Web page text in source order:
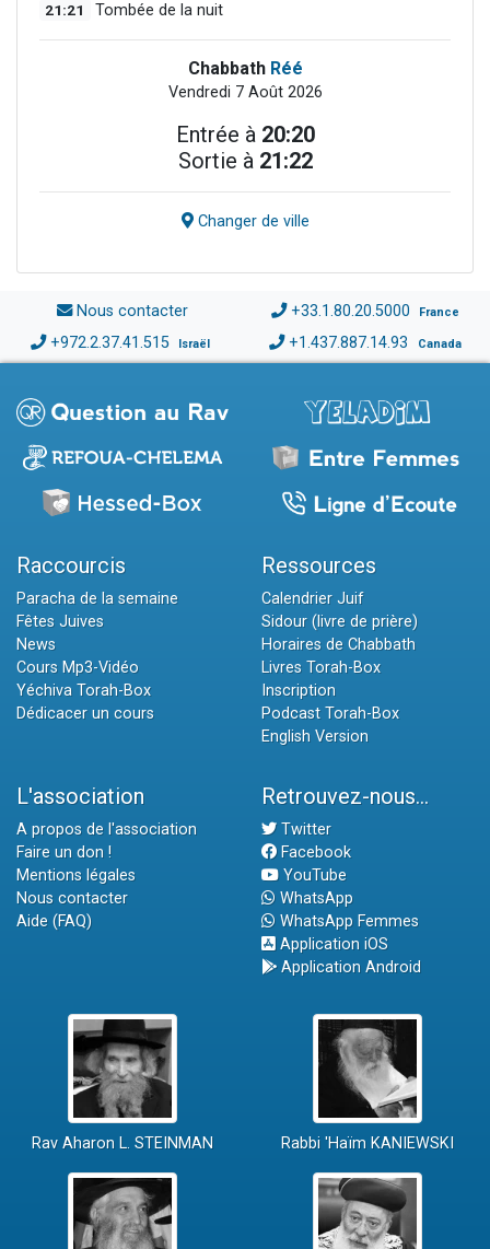
21:21 Tombée de la nuit
Chabbath Réé
Vendredi 7 Août 2026
Entrée à 20:20
Sortie à 21:22
Changer de ville
Nous contacter +33.1.80.20.5000 France
+972.2.37.41.515 Israël +1.437.887.14.93 Canada
Raccourcis
Paracha de la semaine
Fêtes Juives
News
Cours Mp3-Vidéo
Yéchiva Torah-Box
Dédicacer un cours
Ressources
Calendrier Juif
Sidour (livre de prière)
Horaires de Chabbath
Livres Torah-Box
Inscription
Podcast Torah-Box
English Version
L'association
A propos de l'association
Faire un don !
Mentions légales
Nous contacter
Aide (FAQ)
Retrouvez-nous...
Twitter
Facebook
YouTube
WhatsApp
WhatsApp Femmes
Application iOS
Application Android
Rav Aharon L. STEINMAN Rabbi 'Haïm KANIEWSKI